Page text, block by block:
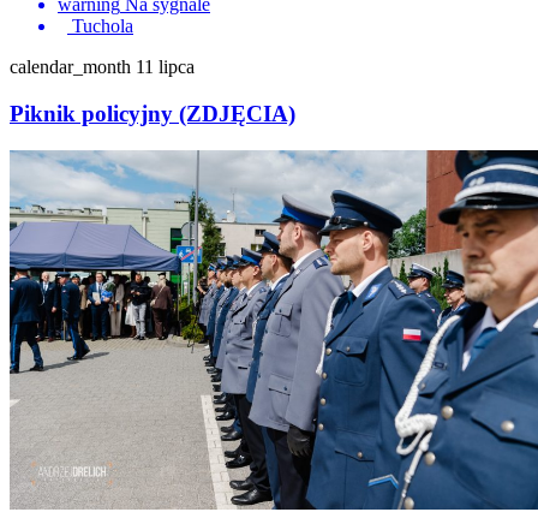
warning Na sygnale
Tuchola
calendar_month 11 lipca
Piknik policyjny (ZDJĘCIA)